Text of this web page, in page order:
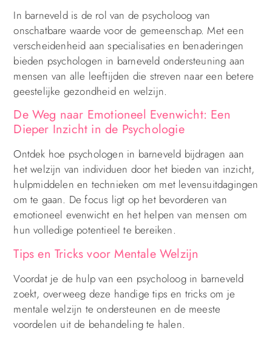
In barneveld is de rol van de psycholoog van
onschatbare waarde voor de gemeenschap. Met een
verscheidenheid aan specialisaties en benaderingen
bieden psychologen in barneveld ondersteuning aan
mensen van alle leeftijden die streven naar een betere
geestelijke gezondheid en welzijn.
De Weg naar Emotioneel Evenwicht: Een
Dieper Inzicht in de Psychologie
Ontdek hoe psychologen in barneveld bijdragen aan
het welzijn van individuen door het bieden van inzicht,
hulpmiddelen en technieken om met levensuitdagingen
om te gaan. De focus ligt op het bevorderen van
emotioneel evenwicht en het helpen van mensen om
hun volledige potentieel te bereiken.
Tips en Tricks voor Mentale Welzijn
Voordat je de hulp van een psycholoog in barneveld
zoekt, overweeg deze handige tips en tricks om je
mentale welzijn te ondersteunen en de meeste
voordelen uit de behandeling te halen.